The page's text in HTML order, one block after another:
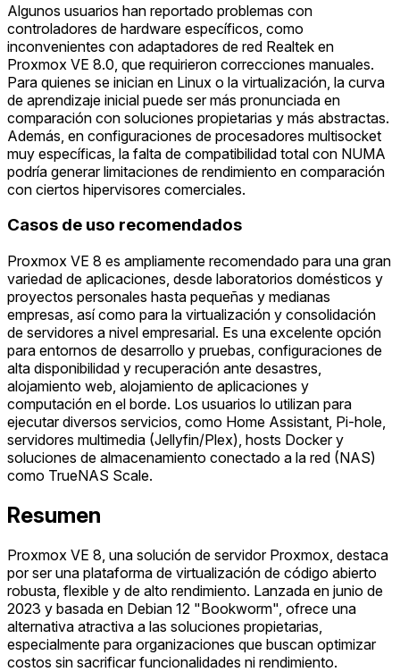
Algunos usuarios han reportado problemas con
controladores de hardware específicos, como
inconvenientes con adaptadores de red Realtek en
Proxmox VE 8.0, que requirieron correcciones manuales.
Para quienes se inician en Linux o la virtualización, la curva
de aprendizaje inicial puede ser más pronunciada en
comparación con soluciones propietarias y más abstractas.
Además, en configuraciones de procesadores multisocket
muy específicas, la falta de compatibilidad total con NUMA
podría generar limitaciones de rendimiento en comparación
con ciertos hipervisores comerciales.
Casos de uso recomendados
Proxmox VE 8 es ampliamente recomendado para una gran
variedad de aplicaciones, desde laboratorios domésticos y
proyectos personales hasta pequeñas y medianas
empresas, así como para la virtualización y consolidación
de servidores a nivel empresarial. Es una excelente opción
para entornos de desarrollo y pruebas, configuraciones de
alta disponibilidad y recuperación ante desastres,
alojamiento web, alojamiento de aplicaciones y
computación en el borde. Los usuarios lo utilizan para
ejecutar diversos servicios, como Home Assistant, Pi-hole,
servidores multimedia (Jellyfin/Plex), hosts Docker y
soluciones de almacenamiento conectado a la red (NAS)
como TrueNAS Scale.
Resumen
Proxmox VE 8, una solución de servidor Proxmox, destaca
por ser una plataforma de virtualización de código abierto
robusta, flexible y de alto rendimiento. Lanzada en junio de
2023 y basada en Debian 12 "Bookworm", ofrece una
alternativa atractiva a las soluciones propietarias,
especialmente para organizaciones que buscan optimizar
costos sin sacrificar funcionalidades ni rendimiento.